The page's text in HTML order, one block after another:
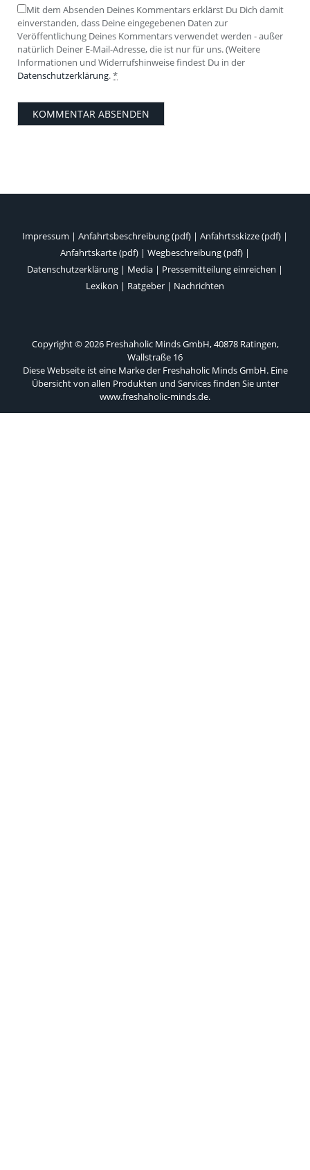
Mit dem Absenden Deines Kommentars erklärst Du Dich damit
einverstanden, dass Deine eingegebenen Daten zur
Veröffentlichung Deines Kommentars verwendet werden - außer
natürlich Deiner E-Mail-Adresse, die ist nur für uns. (Weitere
Informationen und Widerrufshinweise findest Du in der
Datenschutzerklärung.*
Impressum | Anfahrtsbeschreibung (pdf) | Anfahrtsskizze (pdf) |
Anfahrtskarte (pdf) | Wegbeschreibung (pdf) |
Datenschutzerklärung | Media | Pressemitteilung einreichen |
Lexikon | Ratgeber | Nachrichten
Copyright © 2026 Freshaholic Minds GmbH, 40878 Ratingen,
Wallstraße 16
Diese Webseite ist eine Marke der Freshaholic Minds GmbH. Eine
Übersicht von allen Produkten und Services finden Sie unter
www.freshaholic-minds.de.